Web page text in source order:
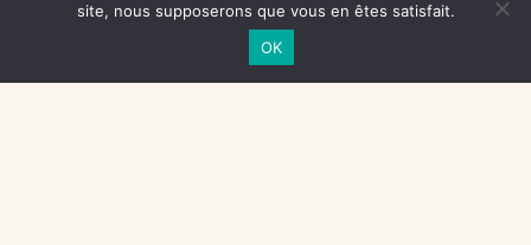
site, nous supposerons que vous en êtes satisfait.
OK